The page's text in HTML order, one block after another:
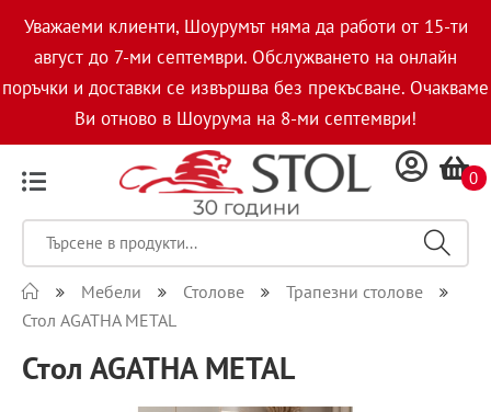
Уважаеми клиенти, Шоурумът няма да работи от 15-ти
август до 7-ми септември. Обслужването на онлайн
поръчки и доставки се извършва без прекъсване. Очакваме
Ви отново в Шоурума на 8-ми септември!
0
Мебели Столове
Трапезни столове
Стол AGATHA METAL
Стол AGATHA METAL